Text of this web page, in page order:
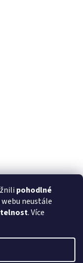
pohodlné
neustále
. Více